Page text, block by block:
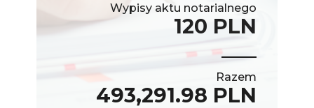
Wypisy aktu notarialnego
120 PLN
Razem
493,291.98 PLN